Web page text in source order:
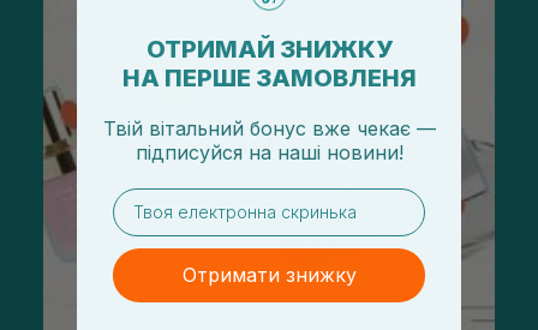
ОТРИМАЙ ЗНИЖКУ
НА ПЕРШЕ ЗАМОВЛЕНЯ
Твій вітальний бонус вже чекає —
підписуйся на наші новини!
email
Отримати знижку